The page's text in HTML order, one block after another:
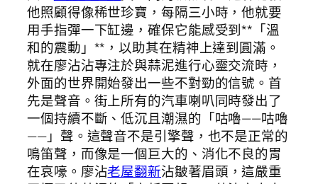
他照顧得像稀世珍寶，每隔三小時，他就要
用手指彈一下缸邊，確保它能感受到**「溫
和的震動」**，以助其在精神上達到圓滿。
就在廖沾沾專注於與蒜泥進行心靈交流時，
外面的世界開始發出一些不對勁的信號。首
先是聲音。街上所有的汽車喇叭同時發出了
一個持續不斷、低沉且潮濕的「咕嚕——咕嚕
——」聲。這聲音不是引擎聲，也不是正常的
鳴笛聲，而像是一個巨大的、消化不良的胃
在哀嚎。廖沾老屋翻新沾皺著眉頭，這嚴重